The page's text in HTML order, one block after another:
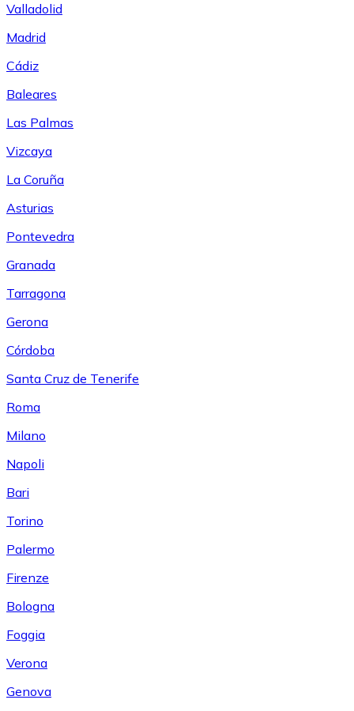
Valladolid
Madrid
Cádiz
Baleares
Las Palmas
Vizcaya
La Coruña
Asturias
Pontevedra
Granada
Tarragona
Gerona
Córdoba
Santa Cruz de Tenerife
Roma
Milano
Napoli
Bari
Torino
Palermo
Firenze
Bologna
Foggia
Verona
Genova